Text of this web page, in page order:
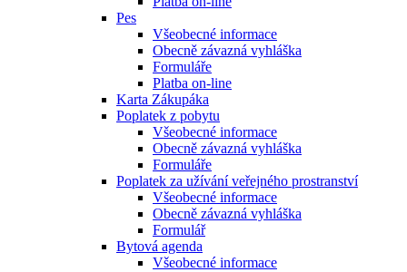
Pes
Všeobecné informace
Obecně závazná vyhláška
Formuláře
Platba on-line
Karta Zákupáka
Poplatek z pobytu
Všeobecné informace
Obecně závazná vyhláška
Formuláře
Poplatek za užívání veřejného prostranství
Všeobecné informace
Obecně závazná vyhláška
Formulář
Bytová agenda
Všeobecné informace